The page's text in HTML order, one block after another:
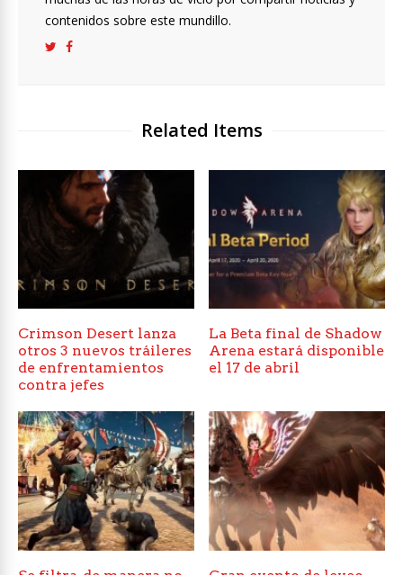
contenidos sobre este mundillo.
Related Items
Crimson Desert lanza
otros 3 nuevos tráileres
de enfrentamientos
contra jefes
La Beta final de Shadow
Arena estará disponible
el 17 de abril